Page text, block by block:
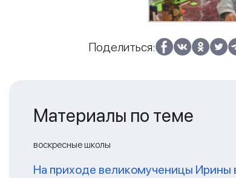
Поделиться:
Материалы по теме
воскресные школы
На приходе великомученицы Ирины